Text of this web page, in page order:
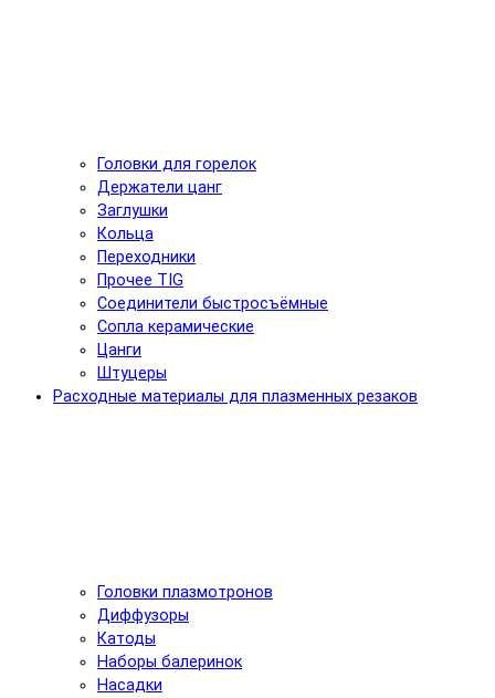
Головки для горелок
Держатели цанг
Заглушки
Кольца
Переходники
Прочее TIG
Соединители быстросъёмные
Сопла керамические
Цанги
Штуцеры
Расходные материалы для плазменных резаков
Головки плазмотронов
Диффузоры
Катоды
Наборы балеринок
Насадки